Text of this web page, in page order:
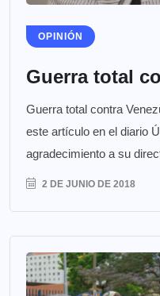
OPINIÓN
Guerra total
Guerra total contra
este artículo en el diario
agradecimiento a su
2 DE JUNIO DE 2018